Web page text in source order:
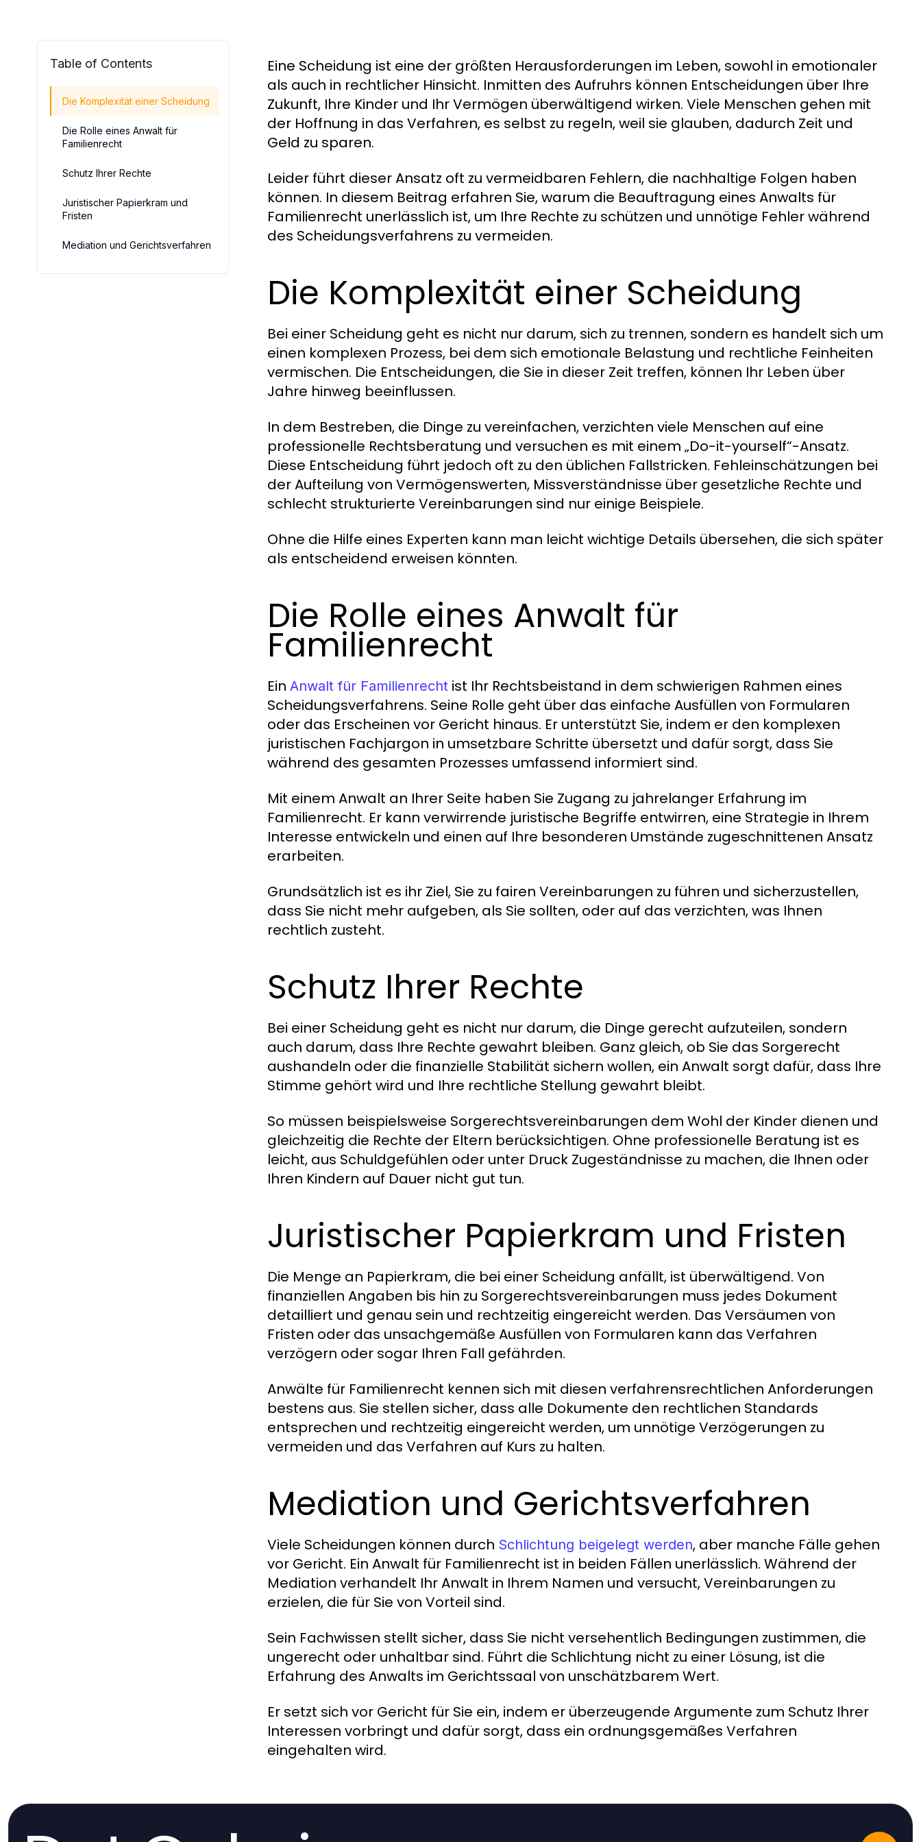
Table of Contents
Die Komplexität einer Scheidung
Die Rolle eines Anwalt für
Familienrecht
Schutz Ihrer Rechte
Juristischer Papierkram und
Fristen
Mediation und Gerichtsverfahren
Eine Scheidung ist eine der größten Herausforderungen im Leben, sowohl in emotionaler
als auch in rechtlicher Hinsicht. Inmitten des Aufruhrs können Entscheidungen über Ihre
Zukunft, Ihre Kinder und Ihr Vermögen überwältigend wirken. Viele Menschen gehen mit
der Hoffnung in das Verfahren, es selbst zu regeln, weil sie glauben, dadurch Zeit und
Geld zu sparen.
Leider führt dieser Ansatz oft zu vermeidbaren Fehlern, die nachhaltige Folgen haben
können. In diesem Beitrag erfahren Sie, warum die Beauftragung eines Anwalts für
Familienrecht unerlässlich ist, um Ihre Rechte zu schützen und unnötige Fehler während
des Scheidungsverfahrens zu vermeiden.
Die Komplexität einer Scheidung
Bei einer Scheidung geht es nicht nur darum, sich zu trennen, sondern es handelt sich um
einen komplexen Prozess, bei dem sich emotionale Belastung und rechtliche Feinheiten
vermischen. Die Entscheidungen, die Sie in dieser Zeit treffen, können Ihr Leben über
Jahre hinweg beeinflussen.
In dem Bestreben, die Dinge zu vereinfachen, verzichten viele Menschen auf eine
professionelle Rechtsberatung und versuchen es mit einem „Do-it-yourself“-Ansatz.
Diese Entscheidung führt jedoch oft zu den üblichen Fallstricken. Fehleinschätzungen bei
der Aufteilung von Vermögenswerten, Missverständnisse über gesetzliche Rechte und
schlecht strukturierte Vereinbarungen sind nur einige Beispiele.
Ohne die Hilfe eines Experten kann man leicht wichtige Details übersehen, die sich später
als entscheidend erweisen könnten.
Die Rolle eines Anwalt für
Familienrecht
Ein Anwalt für Familienrecht ist Ihr Rechtsbeistand in dem schwierigen Rahmen eines
Scheidungsverfahrens. Seine Rolle geht über das einfache Ausfüllen von Formularen
oder das Erscheinen vor Gericht hinaus. Er unterstützt Sie, indem er den komplexen
juristischen Fachjargon in umsetzbare Schritte übersetzt und dafür sorgt, dass Sie
während des gesamten Prozesses umfassend informiert sind.
Mit einem Anwalt an Ihrer Seite haben Sie Zugang zu jahrelanger Erfahrung im
Familienrecht. Er kann verwirrende juristische Begriffe entwirren, eine Strategie in Ihrem
Interesse entwickeln und einen auf Ihre besonderen Umstände zugeschnittenen Ansatz
erarbeiten.
Grundsätzlich ist es ihr Ziel, Sie zu fairen Vereinbarungen zu führen und sicherzustellen,
dass Sie nicht mehr aufgeben, als Sie sollten, oder auf das verzichten, was Ihnen
rechtlich zusteht.
Schutz Ihrer Rechte
Bei einer Scheidung geht es nicht nur darum, die Dinge gerecht aufzuteilen, sondern
auch darum, dass Ihre Rechte gewahrt bleiben. Ganz gleich, ob Sie das Sorgerecht
aushandeln oder die finanzielle Stabilität sichern wollen, ein Anwalt sorgt dafür, dass Ihre
Stimme gehört wird und Ihre rechtliche Stellung gewahrt bleibt.
So müssen beispielsweise Sorgerechtsvereinbarungen dem Wohl der Kinder dienen und
gleichzeitig die Rechte der Eltern berücksichtigen. Ohne professionelle Beratung ist es
leicht, aus Schuldgefühlen oder unter Druck Zugeständnisse zu machen, die Ihnen oder
Ihren Kindern auf Dauer nicht gut tun.
Juristischer Papierkram und Fristen
Die Menge an Papierkram, die bei einer Scheidung anfällt, ist überwältigend. Von
finanziellen Angaben bis hin zu Sorgerechtsvereinbarungen muss jedes Dokument
detailliert und genau sein und rechtzeitig eingereicht werden. Das Versäumen von
Fristen oder das unsachgemäße Ausfüllen von Formularen kann das Verfahren
verzögern oder sogar Ihren Fall gefährden.
Anwälte für Familienrecht kennen sich mit diesen verfahrensrechtlichen Anforderungen
bestens aus. Sie stellen sicher, dass alle Dokumente den rechtlichen Standards
entsprechen und rechtzeitig eingereicht werden, um unnötige Verzögerungen zu
vermeiden und das Verfahren auf Kurs zu halten.
Mediation und Gerichtsverfahren
Viele Scheidungen können durch Schlichtung beigelegt werden, aber manche Fälle gehen
vor Gericht. Ein Anwalt für Familienrecht ist in beiden Fällen unerlässlich. Während der
Mediation verhandelt Ihr Anwalt in Ihrem Namen und versucht, Vereinbarungen zu
erzielen, die für Sie von Vorteil sind.
Sein Fachwissen stellt sicher, dass Sie nicht versehentlich Bedingungen zustimmen, die
ungerecht oder unhaltbar sind. Führt die Schlichtung nicht zu einer Lösung, ist die
Erfahrung des Anwalts im Gerichtssaal von unschätzbarem Wert.
Er setzt sich vor Gericht für Sie ein, indem er überzeugende Argumente zum Schutz Ihrer
Interessen vorbringt und dafür sorgt, dass ein ordnungsgemäßes Verfahren
eingehalten wird.